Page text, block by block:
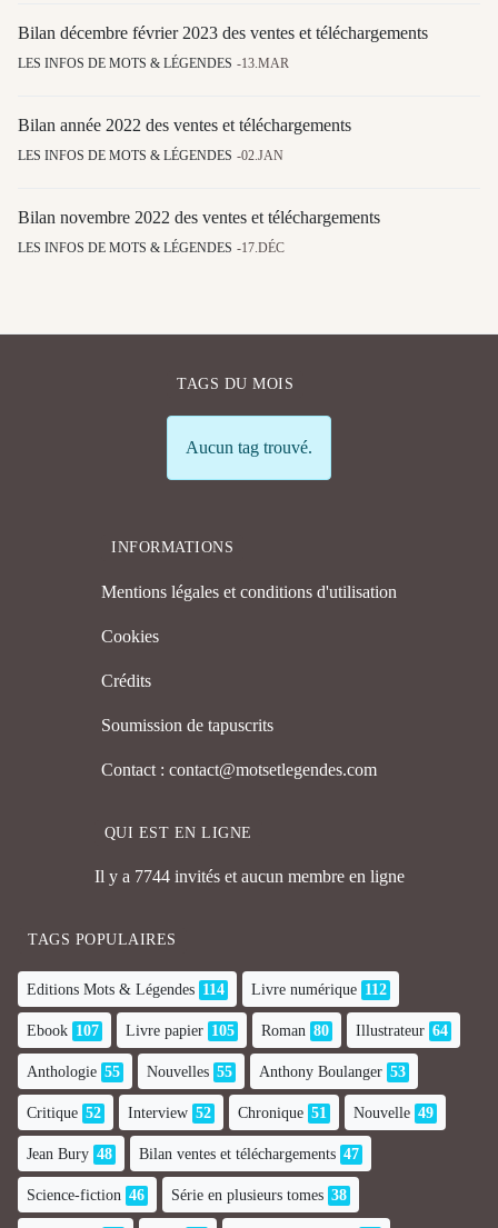
Bilan décembre février 2023 des ventes et téléchargements
LES INFOS DE MOTS & LÉGENDES 13.MAR
Bilan année 2022 des ventes et téléchargements
LES INFOS DE MOTS & LÉGENDES 02.JAN
Bilan novembre 2022 des ventes et téléchargements
LES INFOS DE MOTS & LÉGENDES 17.DÉC
TAGS DU MOIS
Info
Aucun tag trouvé.
INFORMATIONS
Mentions légales et conditions d'utilisation
Cookies
Crédits
Soumission de tapuscrits
Contact : contact@motsetlegendes.com
QUI EST EN LIGNE
Il y a 7744 invités et aucun membre en ligne
TAGS POPULAIRES
Editions Mots & Légendes 114 Livre numérique 112
Ebook 107 Livre papier 105 Roman 80 Illustrateur 64
Anthologie 55 Nouvelles 55 Anthony Boulanger 53
Critique 52 Interview 52 Chronique 51 Nouvelle 49
Jean Bury 48 Bilan ventes et téléchargements 47
Science-fiction 46 Série en plusieurs tomes 38